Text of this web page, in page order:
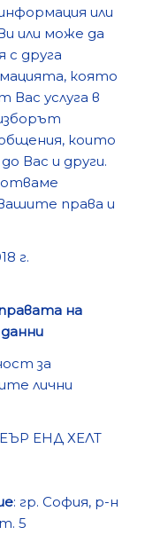
или
или може да
с друга
която
Вас услуга в
които
Вас и други.
права и
г.
на
за
лични
ЕНД ХЕЛТ
: гр. София, р-н
5